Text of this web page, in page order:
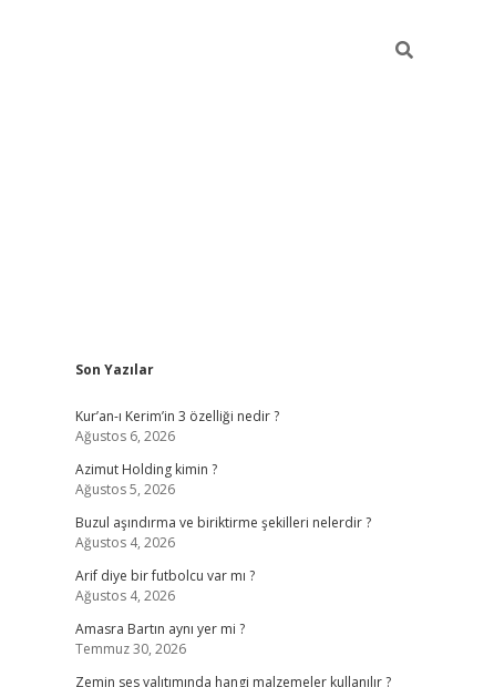
Sidebar
Son Yazılar
Kur’an-ı Kerim’in 3 özelliği nedir ?
Ağustos 6, 2026
Azimut Holding kimin ?
Ağustos 5, 2026
Buzul aşındırma ve biriktirme şekilleri nelerdir ?
Ağustos 4, 2026
Arif diye bir futbolcu var mı ?
Ağustos 4, 2026
Amasra Bartın aynı yer mi ?
Temmuz 30, 2026
Zemin ses yalıtımında hangi malzemeler kullanılır ?
vdcasino güncel giriş